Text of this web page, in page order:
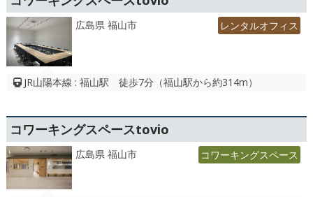
広島県 福山市 レンタルオフィス
JR山陽本線 : 福山駅 徒歩7分（福山駅から約314m）
コワーキングスペースtovio
広島県 福山市 コワーキングスペース